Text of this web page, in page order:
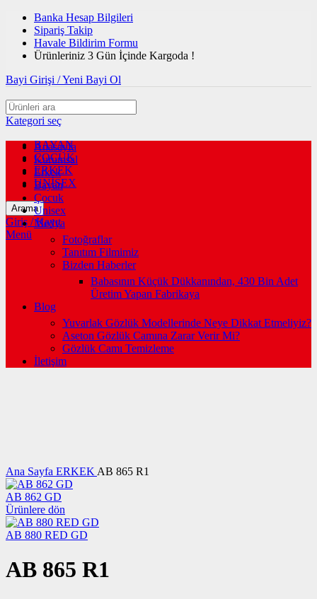
Banka Hesap Bilgileri
Sipariş Takip
Havale Bildirim Formu
Ürünleriniz 3 Gün İçinde Kargoda !
Bayi Girişi / Yeni Bayi Ol
Kategori seç
BAYAN
ÇOCUK
ERKEK
UNİSEX
Arama
Giriş / Kayıt
Menü
Anasayfa
Kurumsal
Erkek
Bayan
Çocuk
Unisex
Medya
Fotoğraflar
Tanıtım Filmimiz
Bizden Haberler
Babasının Küçük Dükkanından, 430 Bin Adet
Üretim Yapan Fabrikaya
Blog
Yuvarlak Gözlük Modellerinde Neye Dikkat Etmeliyiz?
Aseton Gözlük Camına Zarar Verir Mi?
Gözlük Camı Temizleme
İletişim
Ana Sayfa ERKEK AB 865 R1
AB 862 GD
Ürünlere dön
AB 880 RED GD
AB 865 R1